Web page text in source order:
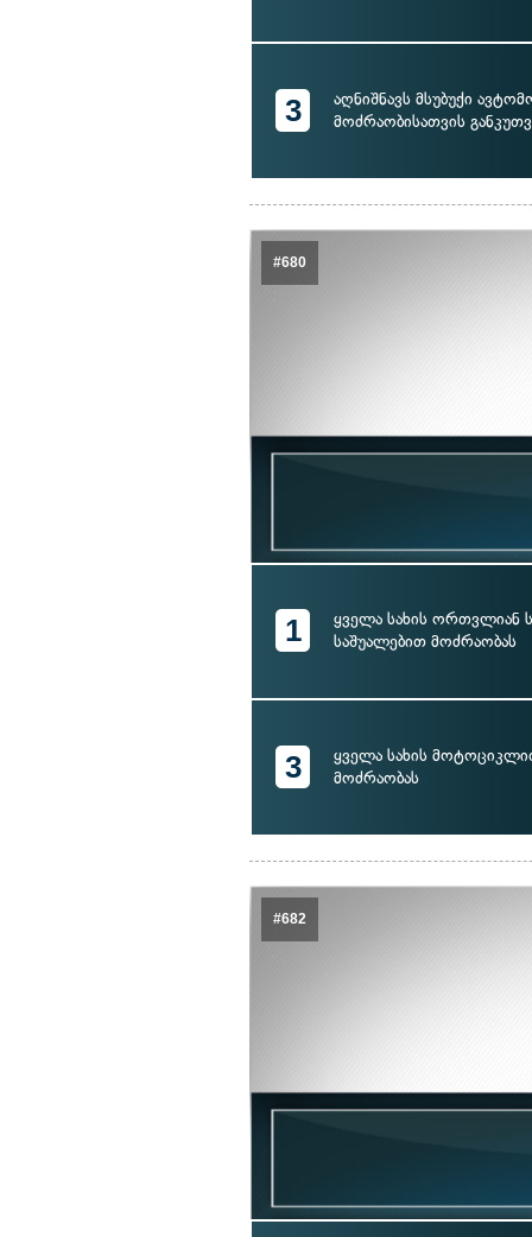
3
აღნიშნავს მსუბუქი
მოძრაობისათვის
#680
1
ყველა სახის ორთვლიან
საშუალებით მოძრაობას
3
ყველა სახის
მოძრაობას
#682